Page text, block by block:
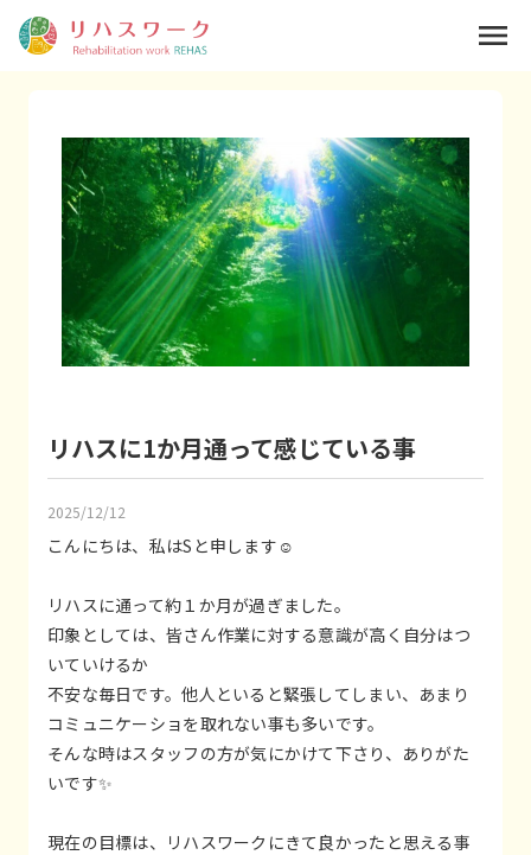
リハスに1か月通って感じている事
2025/12/12
こんにちは、私はSと申します☺️
リハスに通って約１か月が過ぎました。
印象としては、皆さん作業に対する意識が高く自分はつ
いていけるか
不安な毎日です。他人といると緊張してしまい、あまり
コミュニケーショを取れない事も多いです。
そんな時はスタッフの方が気にかけて下さり、ありがた
いです✨
現在の目標は、リハスワークにきて良かったと思える事
menu